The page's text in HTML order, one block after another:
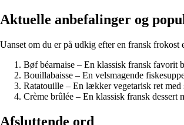
Aktuelle anbefalinger og
Uanset om du er på udkig efter en fransk
Bøf béarnaise – En klassisk fransk favorit
Bouillabaisse – En velsmagende
Ratatouille – En lækker vegetarisk ret
Crème brûlée – En klassisk fransk
Afsluttende ord